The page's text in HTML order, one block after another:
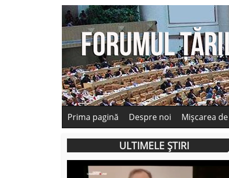
Prima pagină Despre noi Mișcarea
ULTIMELE ȘTIRI